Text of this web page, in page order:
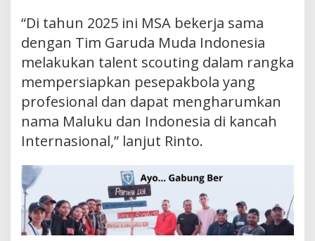
“Di tahun 2025 ini MSA bekerja sama
dengan Tim Garuda Muda Indonesia
melakukan talent scouting dalam rangka
mempersiapkan pesepakbola yang
profesional dan dapat mengharumkan
nama Maluku dan Indonesia di kancah
Internasional,” lanjut Rinto.